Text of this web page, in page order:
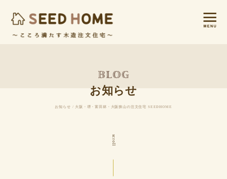
お知らせ
お知らせ / 大阪・堺・富田林・大阪狭山の注文住宅 SEEDHOME
scroll